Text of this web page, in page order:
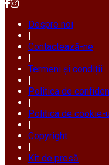
Despre noi
Contactează-ne
Termeni și condiții
Politica de
Politica de cookie-
Copyright
Kit de presă